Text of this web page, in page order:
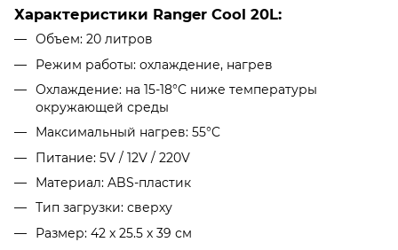
Характеристики Ranger Cool 20L:
Объем: 20 литров
Режим работы: охлаждение, нагрев
Охлаждение: на 15-18°C ниже температуры
окружающей среды
Максимальный нагрев: 55°C
Питание: 5V / 12V / 220V
Материал: ABS-пластик
Тип загрузки: сверху
Размер: 42 x 25.5 x 39 см